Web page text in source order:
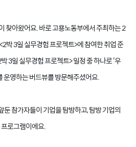
찾아왔어요.바로 고용노동부에서 주최하는 2
박 3일 실무경험 프로젝트>에 참여한 취업 준
3일 실무경험 프로젝트> 일정 중 하나로 ‘우
운영하는 버드뷰를 방문해주셨어요.
둔 참가자들이 기업을 탐방하고, 탐방 기업의
로그램이에요.